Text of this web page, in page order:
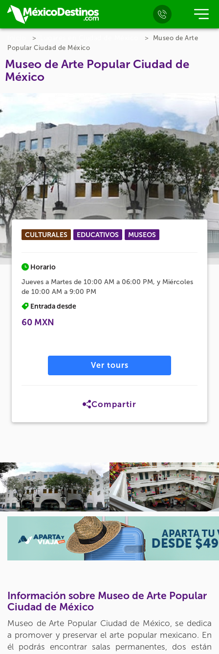
Museo de Arte
Popular Ciudad de México
Museo de Arte Popular Ciudad de
México
CULTURALES EDUCATIVOS MUSEOS
Horario
Jueves a Martes de 10:00 AM a 06:00 PM, y Miércoles
de 10:00 AM a 9:00 PM
Entrada desde
60 MXN
Ver tours
Compartir
Información sobre Museo de Arte Popular
Ciudad de México
Museo de Arte Popular Ciudad de México, se dedica
a promover y preservar el arte popular mexicano. En
él podrás encontrar salas permanentes, dos están